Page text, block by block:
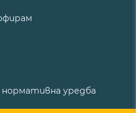
уредба